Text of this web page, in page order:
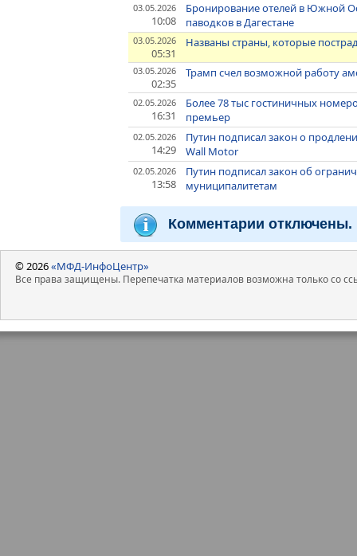
03.05.2026
10:08
Бронирование отелей в Южной
паводков в Дагестане
03.05.2026
05:31
Названы страны, которые
03.05.2026
02:35
Трамп счел возможной работу
02.05.2026
16:31
Более 78 тыс гостиничных
премьер
02.05.2026
14:29
Путин подписал закон о
Wall Motor
02.05.2026
13:58
Путин подписал закон об
муниципалитетам
Комментарии отключены.
© 2026«МФД-ИнфоЦентр»
Все права защищены. Перепечатка материалов возможна только со